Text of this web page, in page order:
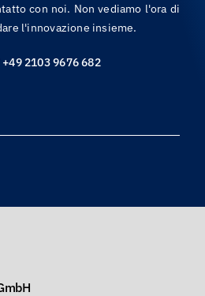
con noi. Non vediamo l'ora di
l'innovazione insieme.
2103 9676 682